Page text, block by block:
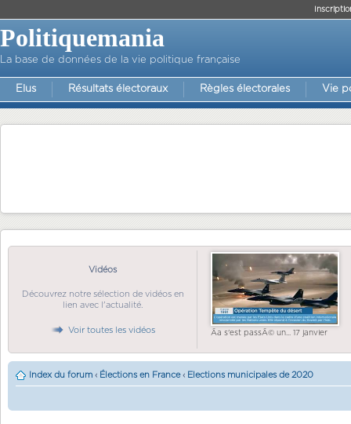
Politiquemania
La base de données de la vie politique française
Elus Résultats électoraux Règles électorales Vie
Vidéos
Découvrez notre sélection de vidéos en
lien avec l'actualité.
Voir toutes les vidéos Ãa s'est passÃ© un... 17 janvier
Index du forum ‹ Élections en France ‹ Elections municipales de 2020